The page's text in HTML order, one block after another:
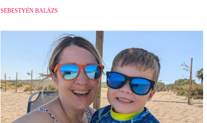
SEBESTYÉN BALÁZS